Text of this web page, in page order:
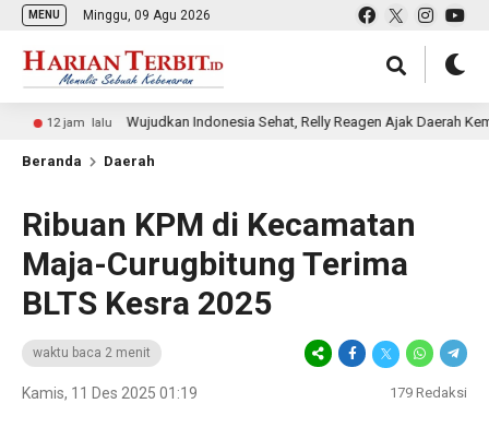
MENU Minggu, 09 Agu 2026
lalu Wujudkan Indonesia Sehat, Relly Reagen Ajak Daerah Kembangkan
Beranda Daerah
Ribuan KPM di Kecamatan
Maja-Curugbitung Terima
BLTS Kesra 2025
waktu baca 2 menit
Kamis, 11 Des 2025 01:19 179 Redaksi